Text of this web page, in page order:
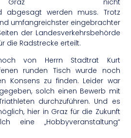
abgesagt werden muss. Trotz
umfangreichster eingebrachter
der Landesverkehrsbehörde
die Radstrecke erteilt.
von Herrn Stadtrat Kurt
runden Tisch wurde noch
Konsens zu finden. Leider war
solch einen Bewerb mit
durchzuführen. Und es
hier in Graz für die Zukunft
eine „Hobbyveranstaltung“